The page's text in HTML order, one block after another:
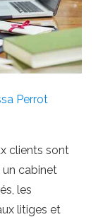
Perrot
clients sont
cabinet
les
litiges et